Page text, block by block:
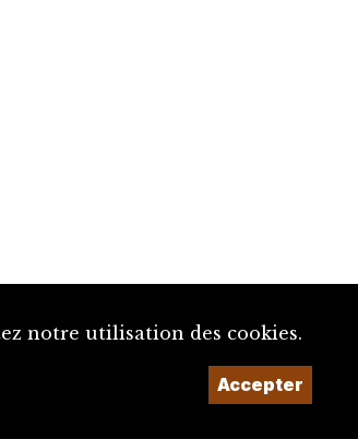
notre utilisation des cookies.
Accepter